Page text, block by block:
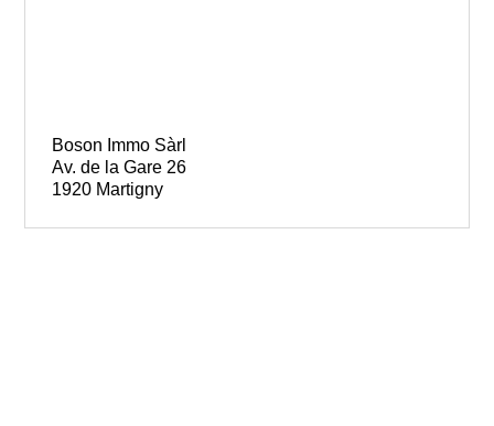
Boson Immo Sàrl
Av. de la Gare 26
1920 Martigny